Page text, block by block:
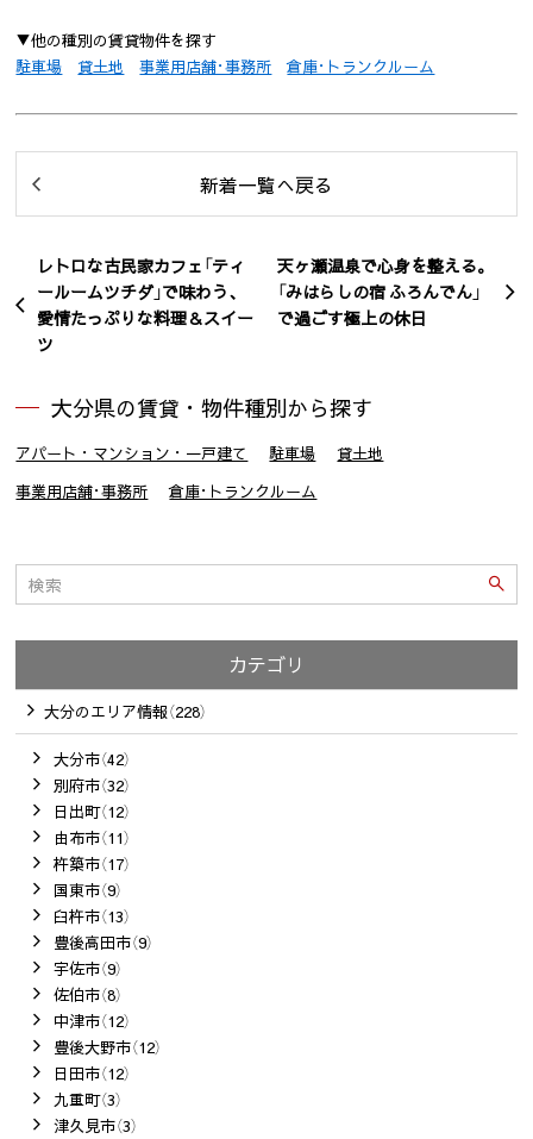
▼他の種別の賃貸物件を探す
駐車場
貸土地 事業用店舗･事務所 倉庫･トランクルーム
新着一覧へ戻る
レトロな古民家カフェ「ティ
ールームツチダ」で味わう、
愛情たっぷりな料理＆スイー
ツ
天ヶ瀬温泉で心身を整える。
「みはらしの宿 ふろんでん」
で過ごす極上の休日
大分県の賃貸・物件種別から探す
アパート・マンション・一戸建て 駐車場
貸土地
事業用店舗･事務所
倉庫･トランクルーム
カテゴリ
大分のエリア情報（228）
大分市（42）
別府市（32）
日出町（12）
由布市（11）
杵築市（17）
国東市（9）
臼杵市（13）
豊後高田市（9）
宇佐市（9）
佐伯市（8）
中津市（12）
豊後大野市（12）
日田市（12）
九重町（3）
津久見市（3）